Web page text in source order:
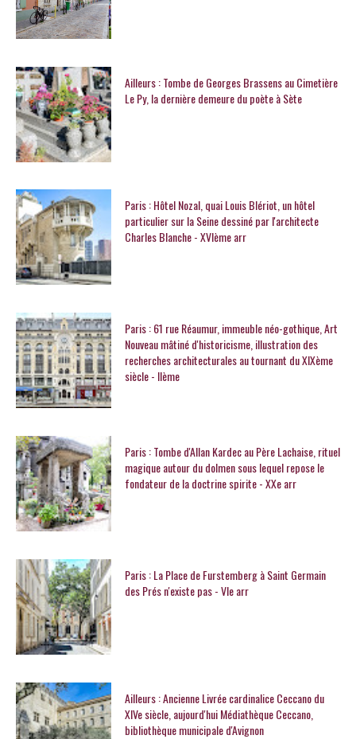
Ailleurs : Tombe de Georges Brassens au Cimetière
Le Py, la dernière demeure du poète à Sète
Paris : Hôtel Nozal, quai Louis Blériot, un hôtel
particulier sur la Seine dessiné par l'architecte
Charles Blanche - XVIème arr
Paris : 61 rue Réaumur, immeuble néo-gothique, Art
Nouveau mâtiné d'historicisme, illustration des
recherches architecturales au tournant du XIXème
siècle - IIème
Paris : Tombe d'Allan Kardec au Père Lachaise, rituel
magique autour du dolmen sous lequel repose le
fondateur de la doctrine spirite - XXe arr
Paris : La Place de Furstemberg à Saint Germain
des Prés n'existe pas - VIe arr
Ailleurs : Ancienne Livrée cardinalice Ceccano du
XIVe siècle, aujourd'hui Médiathèque Ceccano,
bibliothèque municipale d'Avignon